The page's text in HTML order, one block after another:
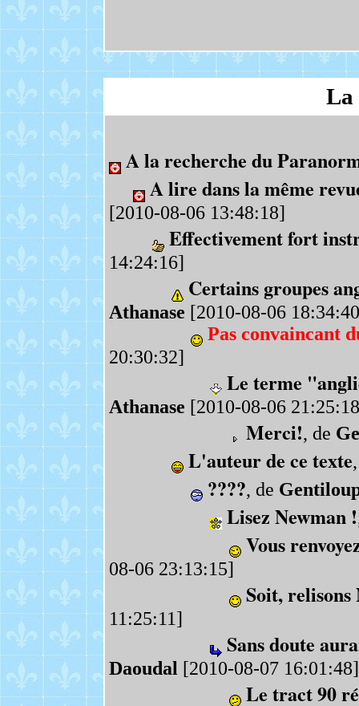
La
A la recherche du
A lire dans la même
[2010-08-06 13:48:18]
Effectivement fort
14:24:16]
Certains groupes
Athanase [2010-08-06
Pas convaincant
20:30:32]
Le terme
Athanase [2010-08-06
Merci!, de
L'auteur de ce texte
????, de
Lisez Newman !
Vous
08-06 23:13:15]
Soit, relisons
11:25:11]
Sans doute
Daoudal [2010-08-07 16:01:48]
Le tract 90